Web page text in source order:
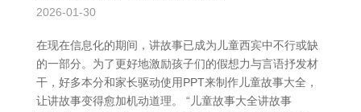
2026-01-30
在现在信息化的期间，讲故事已成为儿童西宾中不行或缺
的一部分。为了更好地激励孩子们的假想力与言语抒发材
干，好多本分和家长驱动使用PPT来制作儿童故事大全，
让讲故事变得愈加机动道理。 “儿童故事大全讲故事